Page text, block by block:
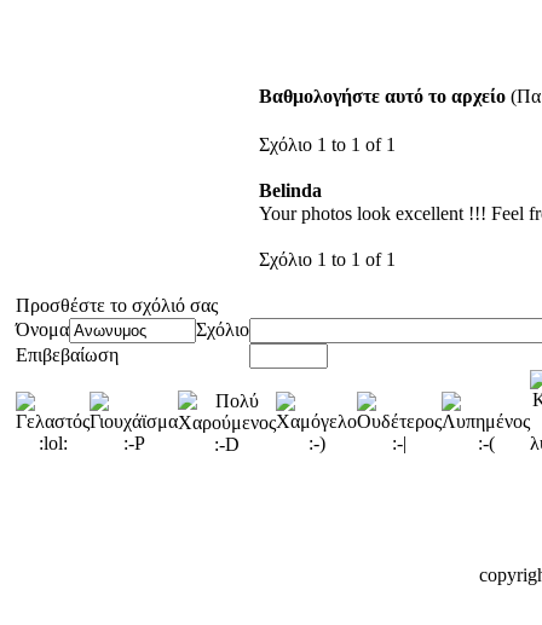
Βαθμολογήστε αυτό το αρχείο
Σχόλιο 1 to 1 of 1
Belinda
Your photos look excellent !!! Feel
Σχόλιο 1 to 1 of 1
Προσθέστε το σχόλιό σας
Όνομα
Σχόλιο
Επιβεβαίωση